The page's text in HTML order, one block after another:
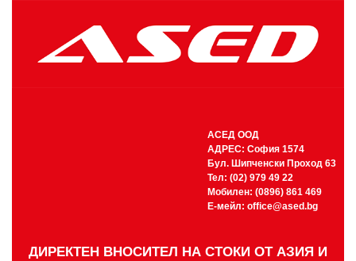
АСЕД ООД
АДРЕС: София 1574
Бул. Шипченски Проход 63
Тел: (02) 979 49 22
Мобилен: (0896) 861 469
Е-мейл: office@ased.bg
ДИРЕКТЕН ВНОСИТЕЛ НА СТОКИ ОТ АЗИЯ И